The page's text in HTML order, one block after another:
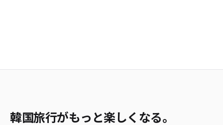
韓国旅行がもっと楽しくなる。